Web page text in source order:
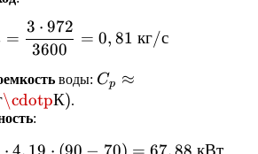
m = \frac{3 \cdot
=
3600
3 ⋅ 972
= 0, 81 кг/с
воды: C_p
кДж/(кг·К)}
Cp
≈
\cdotpК).
: